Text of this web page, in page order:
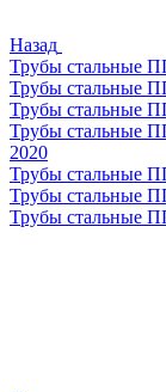
Назад
Трубы стальные
Трубы стальные
Трубы стальные
Трубы стальные
2020
Трубы стальные
Трубы стальные
Трубы стальные